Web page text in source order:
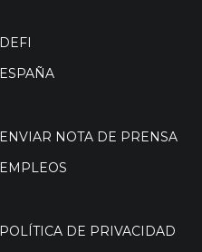
DEFI
ESPAÑA
ENVIAR NOTA DE PRENSA
EMPLEOS
POLÍTICA DE PRIVACIDAD